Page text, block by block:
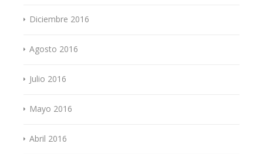
Diciembre 2016
Agosto 2016
Julio 2016
Mayo 2016
Abril 2016